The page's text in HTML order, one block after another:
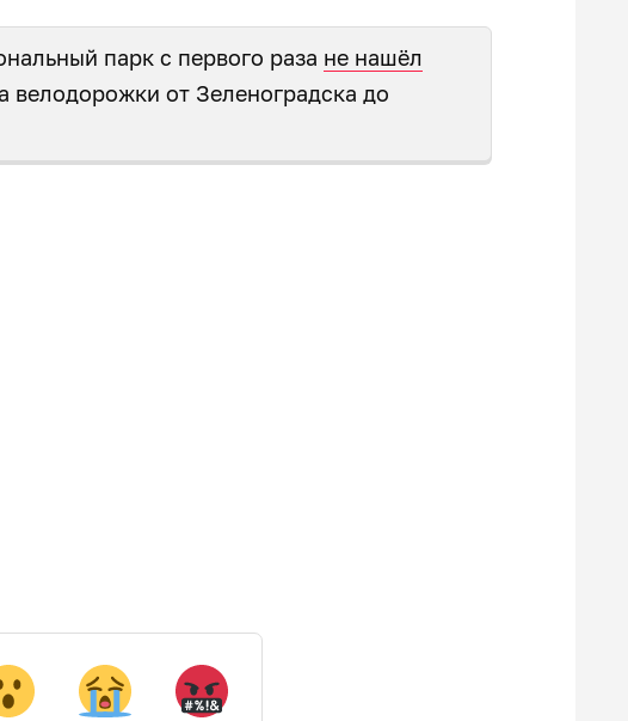
парк с первого раза не нашёл
велодорожки от Зеленоградска до